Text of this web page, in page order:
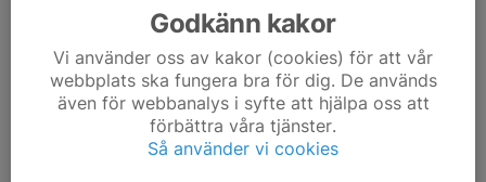
Godkänn kakor
Vi använder oss av kakor (cookies) för att vår
webbplats ska fungera bra för dig. De används
även för webbanalys i syfte att hjälpa oss att
förbättra våra tjänster.
Så använder vi cookies